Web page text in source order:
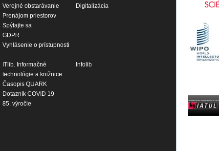
Verejné obstarávanie
Prenájom priestorov
Spýtajte sa
GDPR
Vyhlásenie o prístupnosti
Digitalizácia
ITlib. Informačné
technológie a knižnice
Časopis QUARK
Dotazník COVID 19
85. výročie
Infolib